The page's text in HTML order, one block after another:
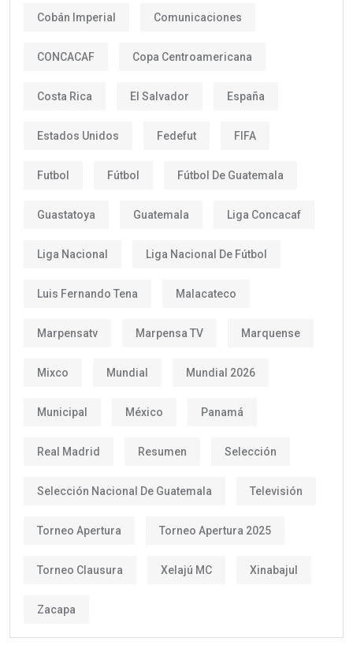
Cobán Imperial Comunicaciones
CONCACAF Copa Centroamericana
Costa Rica El Salvador España
Estados Unidos Fedefut FIFA
Futbol Fútbol Fútbol De Guatemala
Guastatoya Guatemala Liga Concacaf
Liga Nacional Liga Nacional De Fútbol
Luis Fernando Tena Malacateco
Marpensatv Marpensa TV Marquense
Mixco Mundial Mundial 2026
Municipal México Panamá
Real Madrid Resumen Selección
Selección Nacional De Guatemala Televisión
Torneo Apertura Torneo Apertura 2025
Torneo Clausura Xelajú MC Xinabajul
Zacapa